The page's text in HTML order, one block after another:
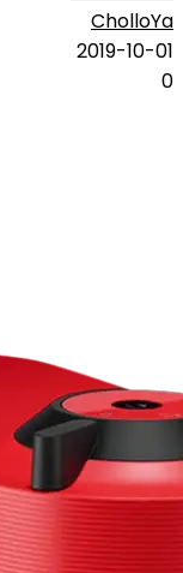
CholloYa
2019-10-01
0